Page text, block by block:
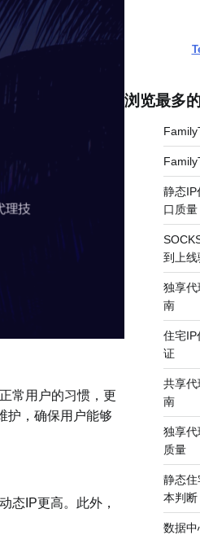
常用户的习惯，更
护，确保用户能够
IP更高。此外，
浏览最多
静态IP
口质量
到上线
独享
南
住宅IP
证
共享
南
独享代
质量
静态
本判断
数据